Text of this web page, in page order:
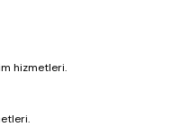
hizmetleri.